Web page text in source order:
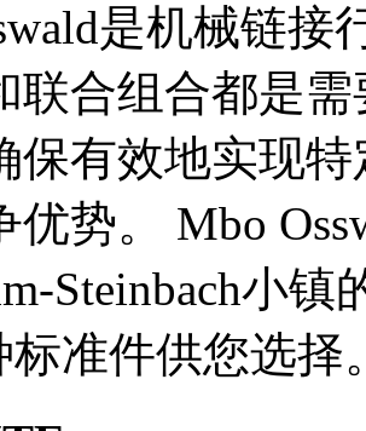
是机械链
联合组合都是
保有效地实现
优势。 Mbo
Steinbach小
标准件供您选择